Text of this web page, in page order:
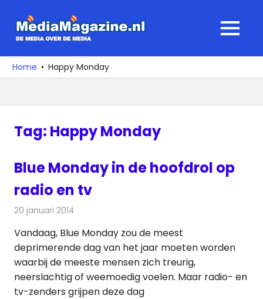
naar
media
over
MENU
Home Happy Monday
Tag: Happy Monday
Blue Monday in de hoofdrol op
radio en tv
20 januari 2014
Vandaag, Blue Monday zou de meest
deprimerende dag van het jaar moeten worden
waarbij de meeste mensen zich treurig,
neerslachtig of weemoedig voelen. Maar radio- en
tv-zenders grijpen deze dag